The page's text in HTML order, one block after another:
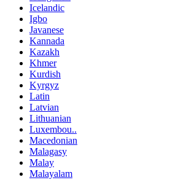
Icelandic
Igbo
Javanese
Kannada
Kazakh
Khmer
Kurdish
Kyrgyz
Latin
Latvian
Lithuanian
Luxembou..
Macedonian
Malagasy
Malay
Malayalam